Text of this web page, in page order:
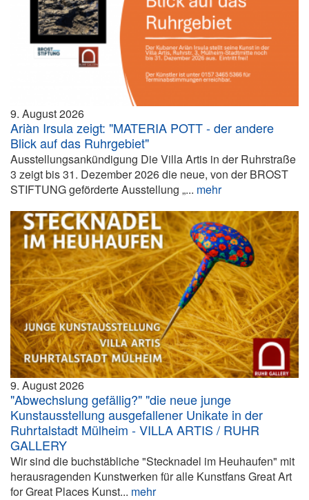
9. August 2026
Ariàn Irsula zeigt: "MATERIA POTT - der andere
Blick auf das Ruhrgebiet"
Ausstellungsankündigung Die Villa Artis in der Ruhrstraße
3 zeigt bis 31. Dezember 2026 die neue, von der BROST
STIFTUNG geförderte Ausstellung „... mehr
9. August 2026
"Abwechslung gefällig?" "die neue junge
Kunstausstellung ausgefallener Unikate in der
Ruhrtalstadt Mülheim - VILLA ARTIS / RUHR
GALLERY
Wir sind die buchstäbliche "Stecknadel im Heuhaufen" mit
herausragenden Kunstwerken für alle Kunstfans Great Art
for Great Places Kunst... mehr